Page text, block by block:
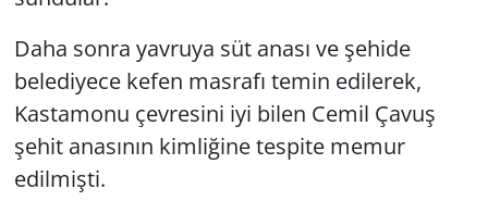
Daha sonra yavruya süt anası ve şehide
belediyece kefen masrafı temin edilerek,
Kastamonu çevresini iyi bilen Cemil Çavuş
şehit anasının kimliğine tespite memur
edilmişti.